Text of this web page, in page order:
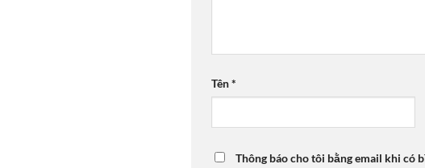
Tên*
Thông báo cho tôi bằng email khi có